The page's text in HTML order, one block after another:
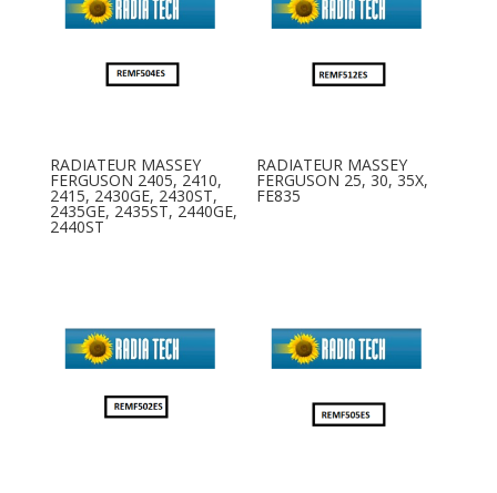
RADIATEUR MASSEY
FERGUSON 2405, 2410,
2415, 2430GE, 2430ST,
2435GE, 2435ST, 2440GE,
2440ST
RADIATEUR MASSEY
FERGUSON 25, 30, 35X,
FE835